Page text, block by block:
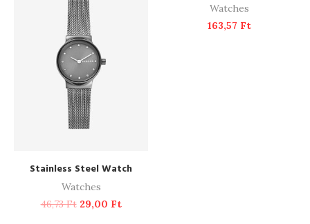
ADD TO CART
Stainless Steel Watch
Watches
46,73Ft 29,00 Ft
Watches
163,57 Ft